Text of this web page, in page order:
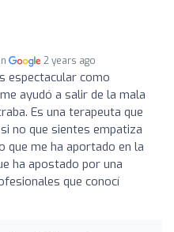
2 years ago
espectacular como
ayudó a salir de la mala
Es una terapeuta que
no que sientes empatiza
me ha aportado en la
ha apostado por una
que conocí